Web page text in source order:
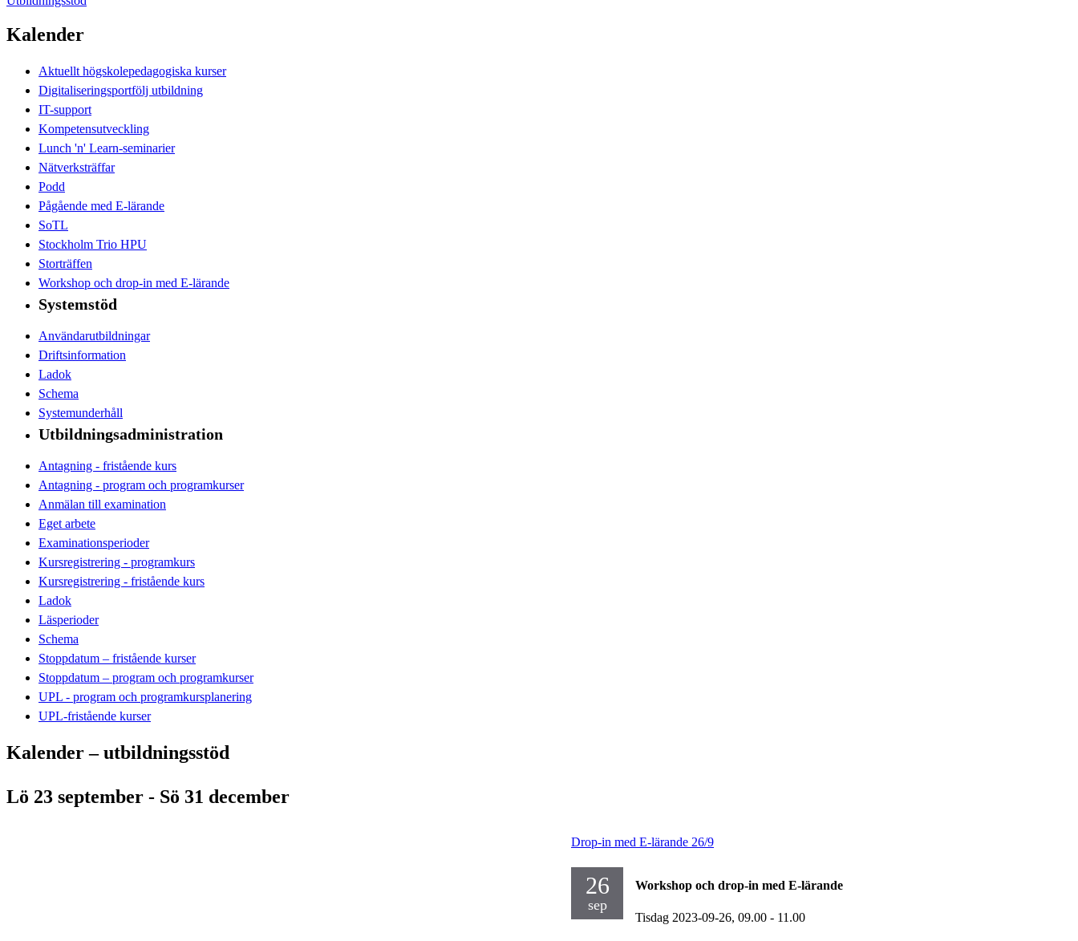
Kalender
Aktuellt högskolepedagogiska kurser
Digitaliseringsportfölj utbildning
IT-support
Kompetensutveckling
Lunch 'n' Learn-seminarier
Nätverksträffar
Podd
Pågående med E-lärande
SoTL
Stockholm Trio HPU
Storträffen
Workshop och drop-in med E-lärande
Systemstöd
Användarutbildningar
Driftsinformation
Ladok
Schema
Systemunderhåll
Utbildningsadministration
Antagning - fristående kurs
Antagning - program och programkurser
Anmälan till examination
Eget arbete
Examinationsperioder
Kursregistrering - programkurs
Kursregistrering - fristående kurs
Ladok
Läsperioder
Schema
Stoppdatum – fristående kurser
Stoppdatum – program och programkurser
UPL - program och programkursplanering
UPL-fristående kurser
Kalender – utbildningsstöd
Lö 23 september - Sö 31 december
Drop-in med E-lärande 26/9
26
sep
Workshop och drop-in med E-lärande
Tisdag 2023-09-26, 09.00 - 11.00